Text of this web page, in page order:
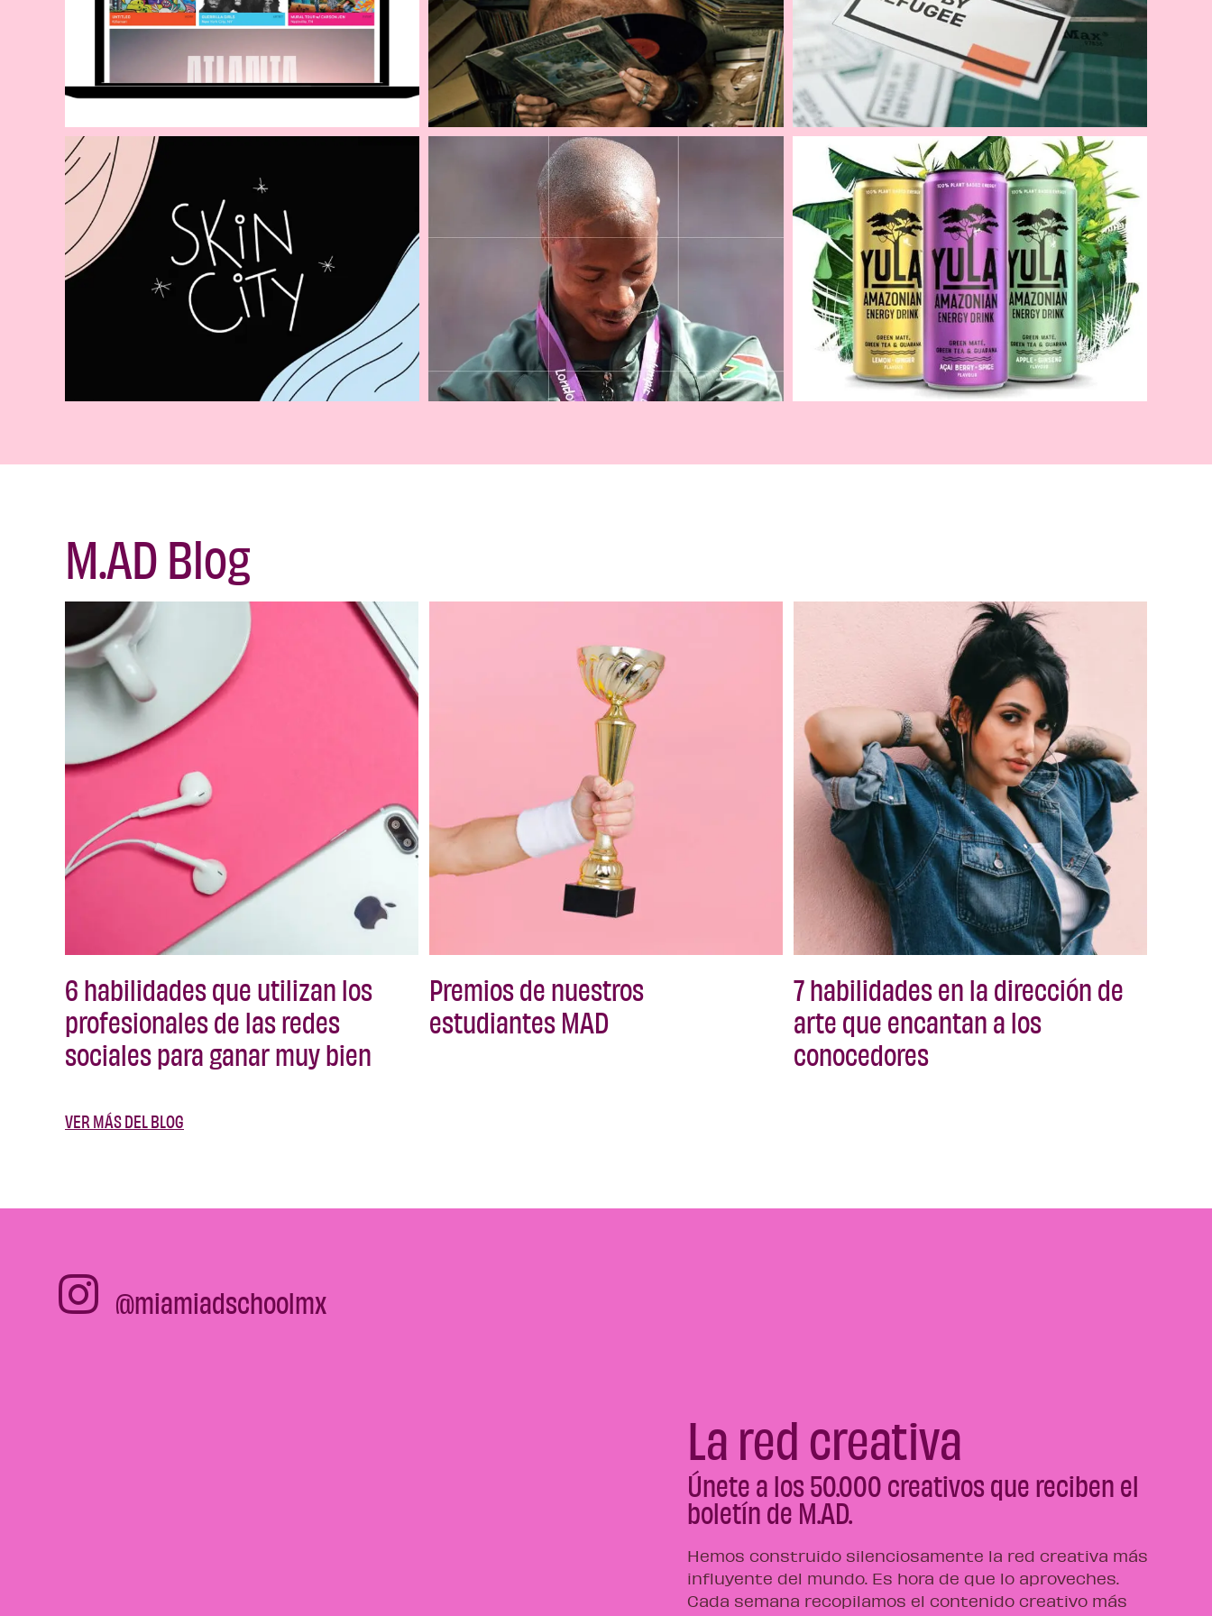
M.AD Blog
6 habilidades que utilizan los
profesionales de las redes
sociales para ganar muy bien
Premios de nuestros
estudiantes MAD
7 habilidades en la dirección de
arte que encantan a los
conocedores
VER MÁS DEL BLOG
@miamiadschoolmx
La red creativa
Únete a los 50.000 creativos que reciben el
boletín de M.AD.
Hemos construido silenciosamente la red creativa más
influyente del mundo. Es hora de que lo aproveches.
Cada semana recopilamos el contenido creativo más